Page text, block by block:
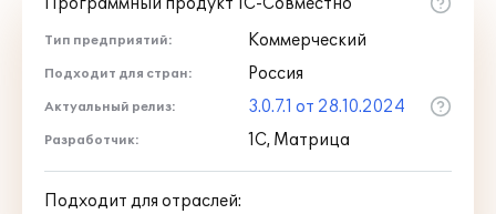
Программный продукт 1С-Совместно
Тип предприятий: Коммерческий
Подходит для стран: Россия
Актуальный релиз: 3.0.7.1 от 28.10.2024
Разработчик: 1С, Матрица
Подходит для отраслей: